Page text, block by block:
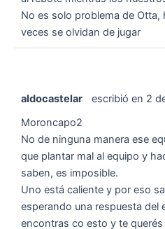
No es solo problema de Otta,
veces se olvidan de jugar
aldocastelar escribió en 2
Moroncapo2
No de ninguna manera ese
que plantar mal al equipo y
saben, es imposible.
Uno está caliente y por eso
esperando una respuesta del
encontras co esto y te querés